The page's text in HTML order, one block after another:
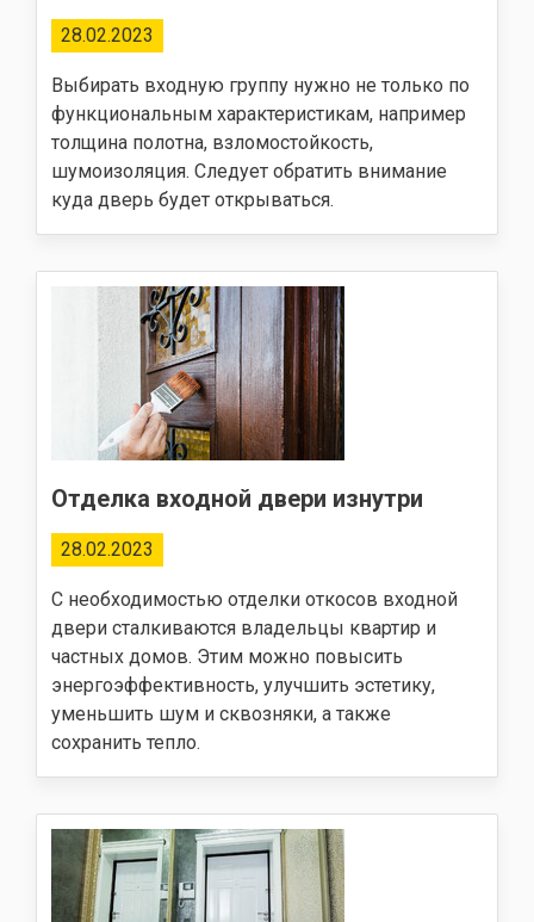
28.02.2023
Выбирать входную группу нужно не только по
функциональным характеристикам, например
толщина полотна, взломостойкость,
шумоизоляция. Следует обратить внимание
куда дверь будет открываться.
Отделка входной двери изнутри
28.02.2023
С необходимостью отделки откосов входной
двери сталкиваются владельцы квартир и
частных домов. Этим можно повысить
энергоэффективность, улучшить эстетику,
уменьшить шум и сквозняки, а также
сохранить тепло.